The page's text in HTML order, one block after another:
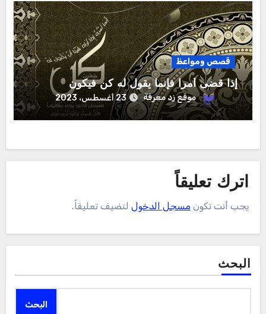
قصص ومواعظ
إذا قضى أمرا فإنما يقول له كن فيكون
موقع زد معرفة 23 أغسطس، 2023
اترك تعليقاً
يجب أنت تكون مسجل الدخول لتضيف تعليقاً.
البحث
البحث